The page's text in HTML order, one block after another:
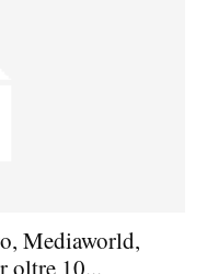
Mediaworld,
oltre 10...